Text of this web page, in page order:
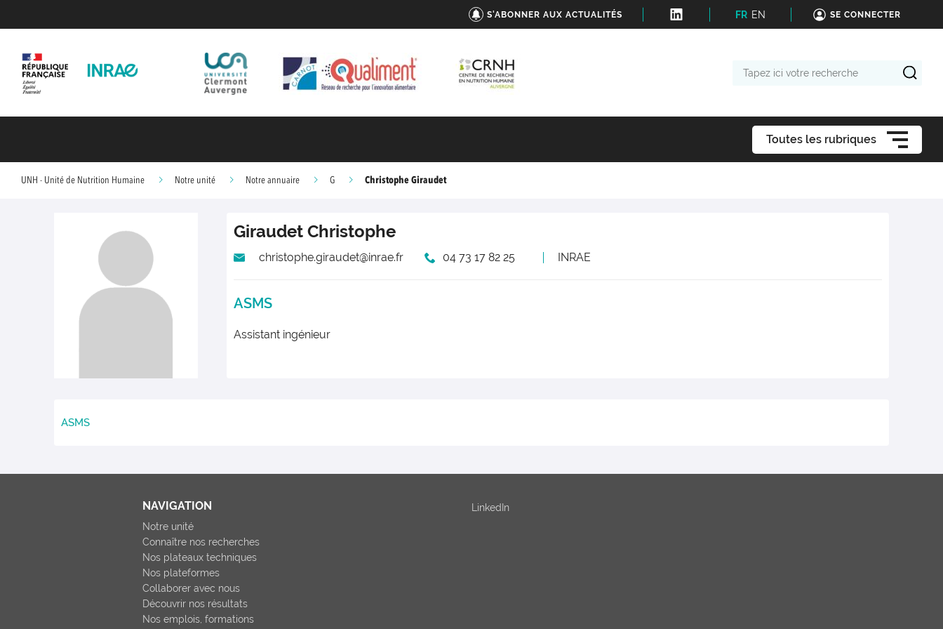
S'ABONNER AUX ACTUALITÉS FR EN SE CONNECTER
Toutes les rubriques
UNH - Unité de Nutrition Humaine Notre unité Notre annuaire G Christophe Giraudet
Giraudet Christophe
christophe.giraudet@inrae.fr 04 73 17 82 25 INRAE
ASMS
Assistant ingénieur
ASMS
NAVIGATION
Notre unité
Connaître nos recherches
Nos plateaux techniques
Nos plateformes
Collaborer avec nous
Découvrir nos résultats
Nos emplois, formations
LinkedIn